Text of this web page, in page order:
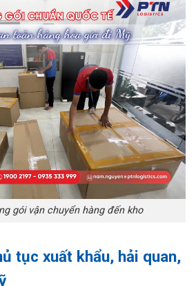
gói vận chuyển hàng đến kho
tục xuất khẩu, hải quan,